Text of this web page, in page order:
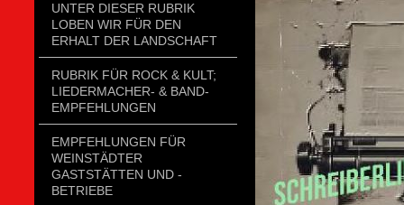
UNTER DIESER RUBRIK
LOBEN WIR FÜR DEN
ERHALT DER LANDSCHAFT
RUBRIK FÜR ROCK & KULT;
LIEDERMACHER- & BAND-
EMPFEHLUNGEN
EMPFEHLUNGEN FÜR
WEINSTÄDTER
GASTSTÄTTEN UND -
BETRIEBE